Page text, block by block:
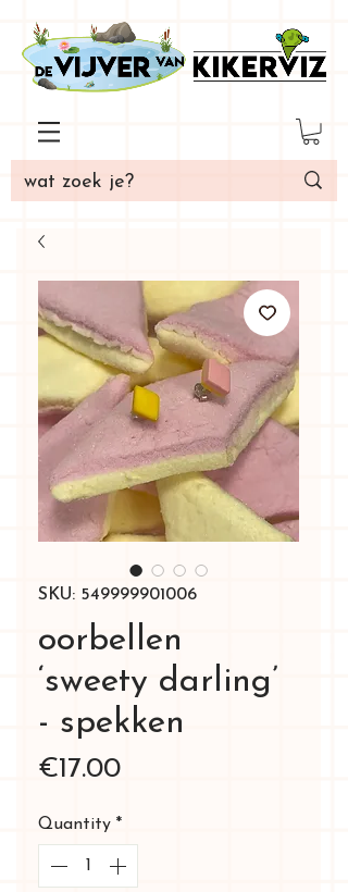
SKU: 549999901006
oorbellen
‘sweety darling’
- spekken
€17.00Price
Quantity *